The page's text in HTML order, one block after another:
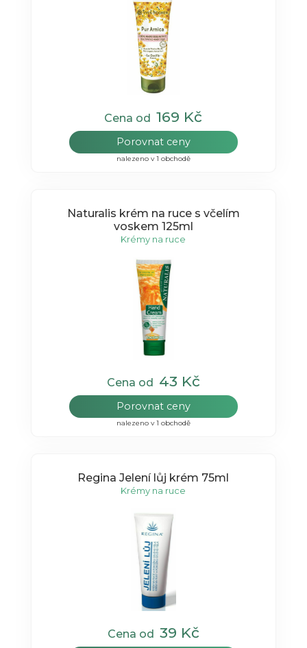
Cena od 169 Kč
Porovnat ceny
nalezeno v 1 obchodě
Naturalis krém na ruce s včelím
voskem 125ml
Krémy na ruce
Cena od 43 Kč
Porovnat ceny
nalezeno v 1 obchodě
Regina Jelení lůj krém 75ml
Krémy na ruce
Cena od 39 Kč